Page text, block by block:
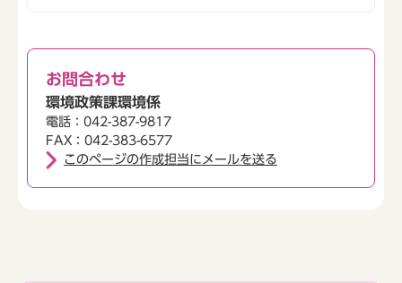
お問合わせ
環境政策課環境係
電話：042-387-9817
FAX：042-383-6577
このページの作成担当にメールを送る